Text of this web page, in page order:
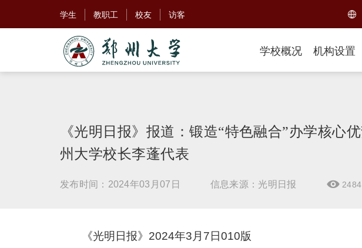
学生 教职工 校友 访客 
学校概况 机构设置
《光明日报》报道：锻造“特色融合”办学核
州大学校长李蓬代表
发布时间：2024年03月07日 信息来源：光明日报  2484
《光明日报》2024年3月7日010版